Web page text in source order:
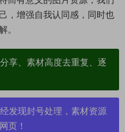
，增强自我认同感，同时也
。
享、素材高度去重复、逐
发现封号处理，素材资源
页！